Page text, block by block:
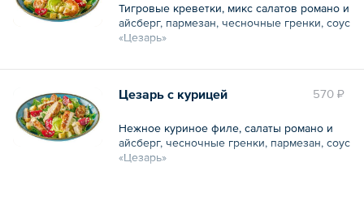
Тигровые креветки, микс салатов романо и
айсберг, пармезан, чесночные гренки, соус
«Цезарь»
Общий вес – 180 г
570 ₽
Цезарь с курицей
Нежное куриное филе, салаты романо и
айсберг, чесночные гренки, пармезан, соус
«Цезарь»